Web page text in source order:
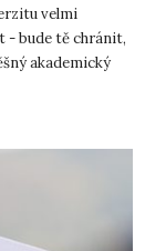
velmi
- bude tě chránit,
akademický